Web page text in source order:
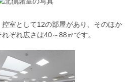
室として12の部屋があり、そのほか
ぞれ広さは40～88㎡です。